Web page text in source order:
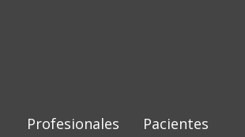
Profesionales Pacientes